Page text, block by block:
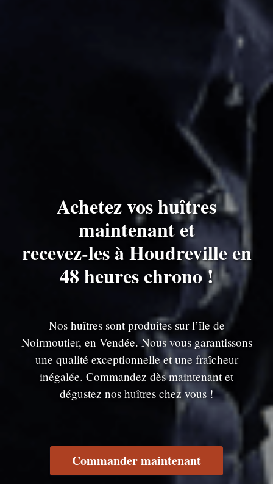
Achetez vos huîtres
maintenant et
recevez-les à Houdreville en
48 heures chrono !
Nos huîtres sont produites sur l’île de
Noirmoutier, en Vendée. Nous vous garantissons
une qualité exceptionnelle et une fraîcheur
inégalée. Commandez dès maintenant et
dégustez nos huîtres chez vous !
Commander maintenant